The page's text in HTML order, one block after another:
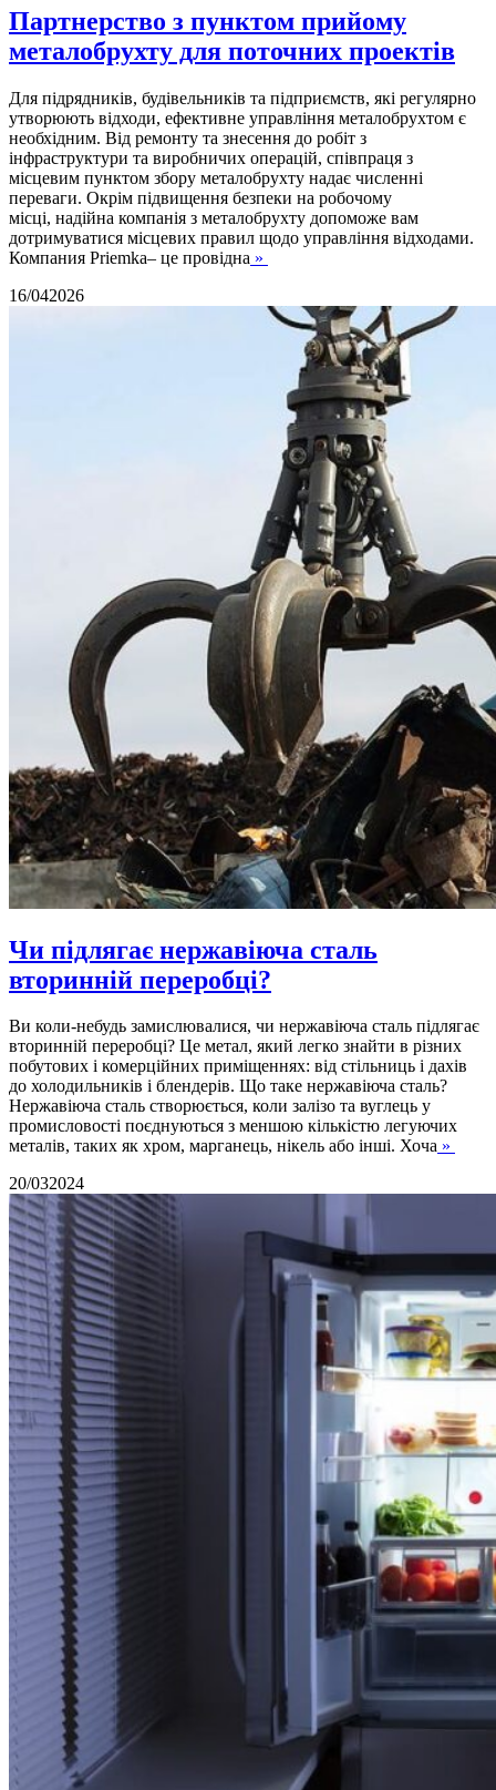
Партнерство з пунктом прийому
металобрухту для поточних проектів
Для підрядників, будівельників та підприємств, які регулярно
утворюють відходи, ефективне управління металобрухтом є
необхідним. Від ремонту та знесення до робіт з
інфраструктури та виробничих операцій, співпраця з
місцевим пунктом збору металобрухту надає численні
переваги. Окрім підвищення безпеки на робочому
місці, надійна компанія з металобрухту допоможе вам
дотримуватися місцевих правил щодо управління відходами.
Компания Priemka– це провідна »
16/042026
Чи підлягає нержавіюча сталь
вторинній переробці?
Ви коли-небудь замислювалися, чи нержавіюча сталь підлягає
вторинній переробці? Це метал, який легко знайти в різних
побутових і комерційних приміщеннях: від стільниць і дахів
до холодильників і блендерів. Що таке нержавіюча сталь?
Нержавіюча сталь створюється, коли залізо та вуглець у
промисловості поєднуються з меншою кількістю легуючих
металів, таких як хром, марганець, нікель або інші. Хоча »
20/032024